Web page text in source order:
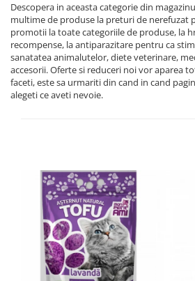
Descopera in aceasta categorie din
multime de produse la preturi de nerefuzat
promotii la toate categoriile de produse, la
recompense, la antiparazitare pentru ca
sanatatea animalutelor, diete veterinare,
accesorii. Oferte si reduceri noi vor aparea
faceti, este sa urmariti din cand in cand
alegeti ce aveti nevoie.